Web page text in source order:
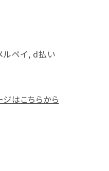
ルペイ, d払い
はこちらから